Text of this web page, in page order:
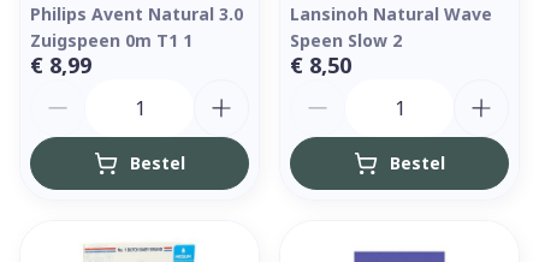
Philips Avent Natural 3.0
Zuigspeen 0m T1 1
€ 8,99
Bestel
Lansinoh Natural Wave
Speen Slow 2
€ 8,50
Bestel